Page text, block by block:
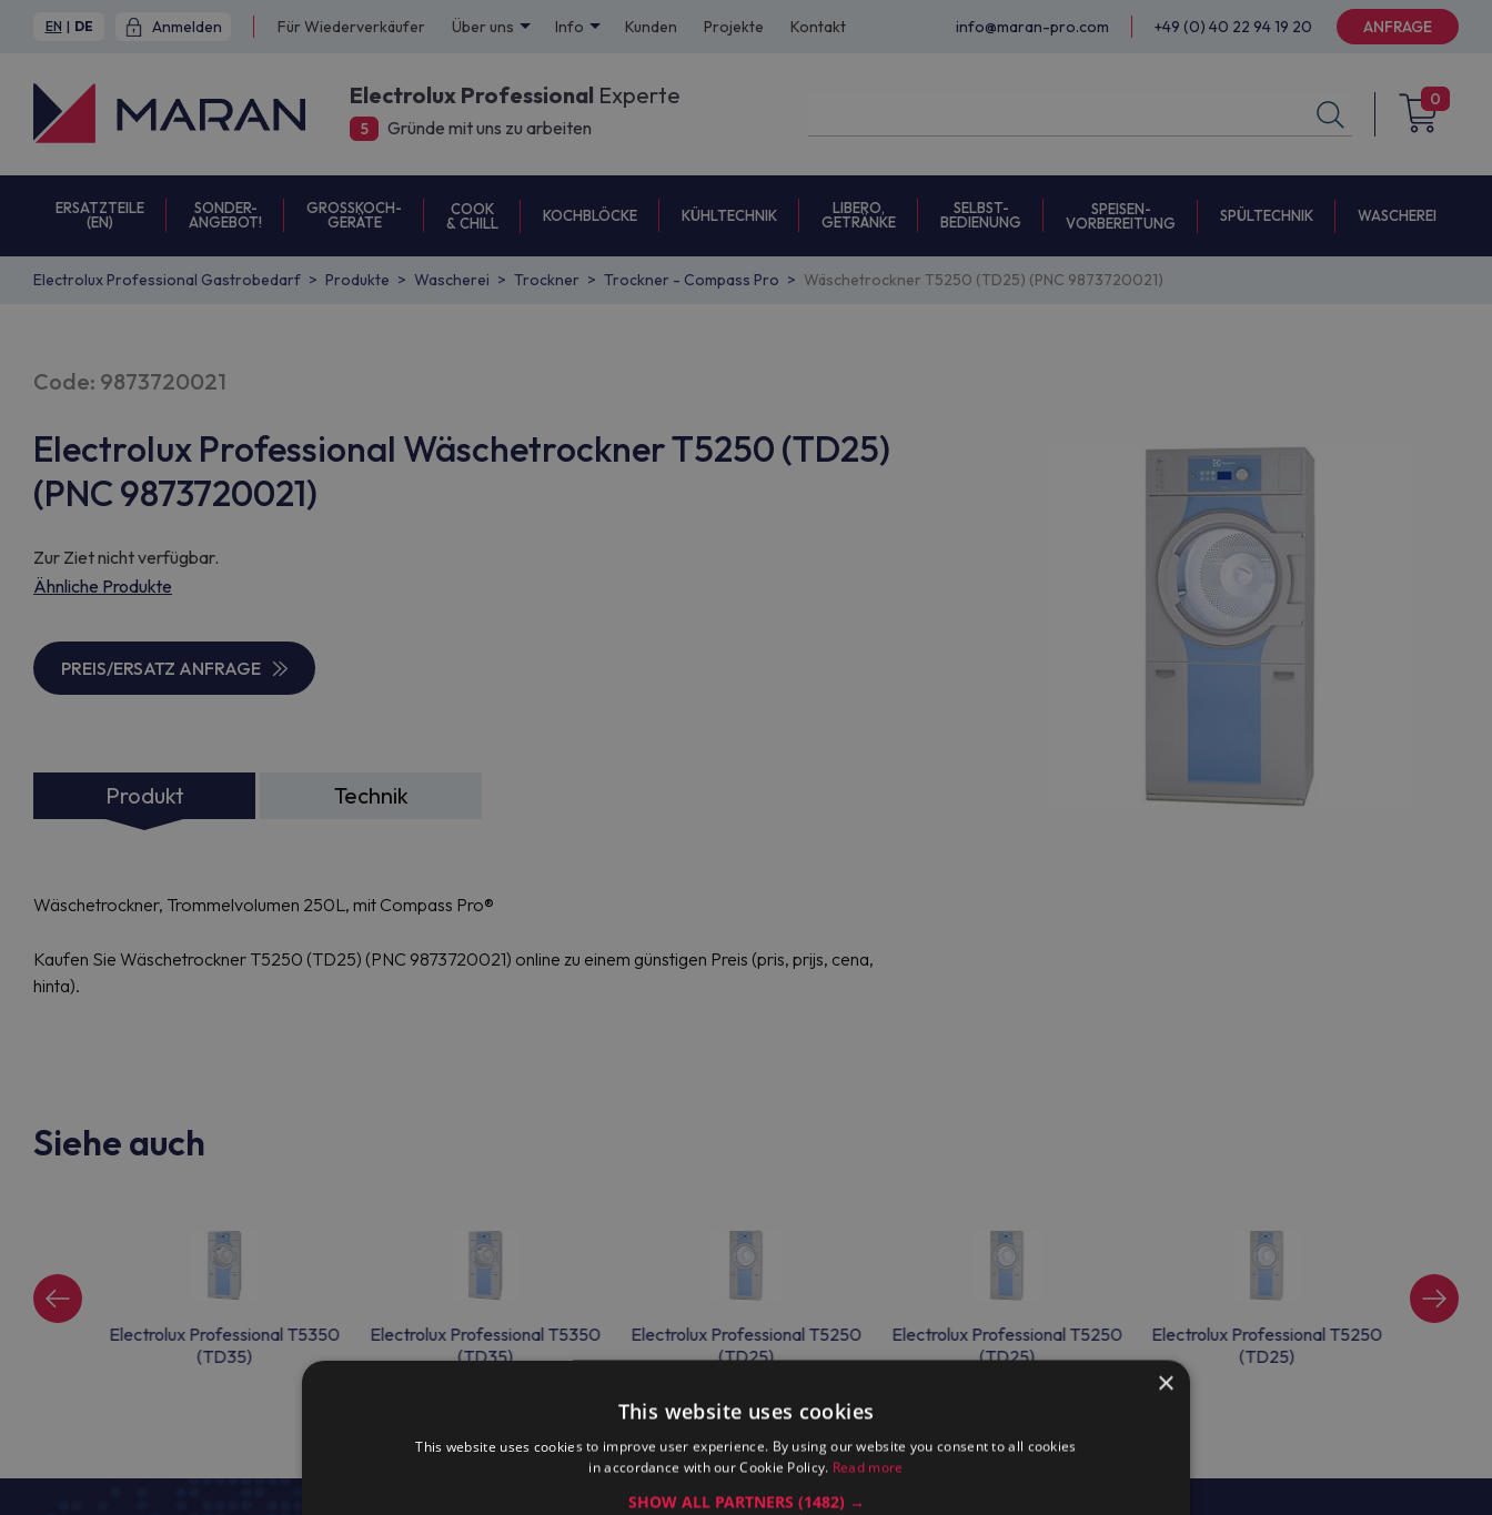
EN | DE Anmelden Für Wiederverkäufer Über uns Info Kunden Projekte Kontakt info@maran-pro.com +49 (0) 40 22 94 19 20 ANFRAGE
Electrolux Professional Experte
5 Gründe mit uns zu arbeiten
0
ERSATZTEILE
(EN)
SONDER-
ANGEBOT!
GROSSKOCH-
GERÄTE
COOK
& CHILL
KOCHBLÖCKE KÜHLTECHNIK
LIBERO,
GETRÄNKE
SELBST-
BEDIENUNG
SPEISEN-
VORBEREITUNG
SPÜLTECHNIK WASCHEREI
Electrolux Professional Gastrobedarf Produkte Wascherei Trockner Trockner - Compass Pro Wäschetrockner T5250 (TD25) (PNC 9873720021)
Code: 9873720021
Electrolux Professional Wäschetrockner T5250 (TD25)
(PNC 9873720021)
Zur Ziet nicht verfügbar.
Ähnliche Produkte
PREIS/ERSATZ ANFRAGE
Produkt Technik
Wäschetrockner, Trommelvolumen 250L, mit Compass Pro®
Kaufen Sie Wäschetrockner T5250 (TD25) (PNC 9873720021) online zu einem günstigen Preis (pris, prijs, cena,
hinta).
Siehe auch
Electrolux Professional T5350
(TD35)
Electrolux Professional T5350
(TD35)
Electrolux Professional T5250
(TD25)
Electrolux Professional T5250
(TD25)
Electrolux Professional T5250
(TD25)
×
This website uses cookies
This website uses cookies to improve user experience. By using our website you consent to all cookies
in accordance with our Cookie Policy. Read more
SHOW ALL PARTNERS (1482) →